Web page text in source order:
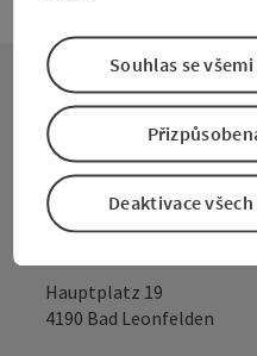
Kontakt
Turistické sdružení
Hauptplatz 19
4190 Bad Leonfelden
Deaktivace
Souhlas se